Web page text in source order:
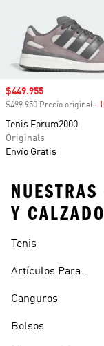
Precio de venta
$449.955
$499.950 Precio original -
Tenis Forum2000
Originals
Envío Gratis
Y CALZADO
Tenis
Artículos Para
Canguros
Bolsos